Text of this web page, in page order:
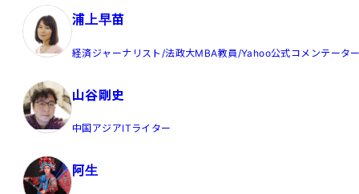
浦上早苗
経済ジャーナリスト/法政大MBA教員/Yahoo公式コメンテータ
山谷剛史
中国アジアITライター
阿生